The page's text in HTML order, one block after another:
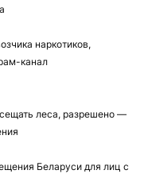
наркотиков,
канал
леса, разрешено —
Беларуси для лиц с